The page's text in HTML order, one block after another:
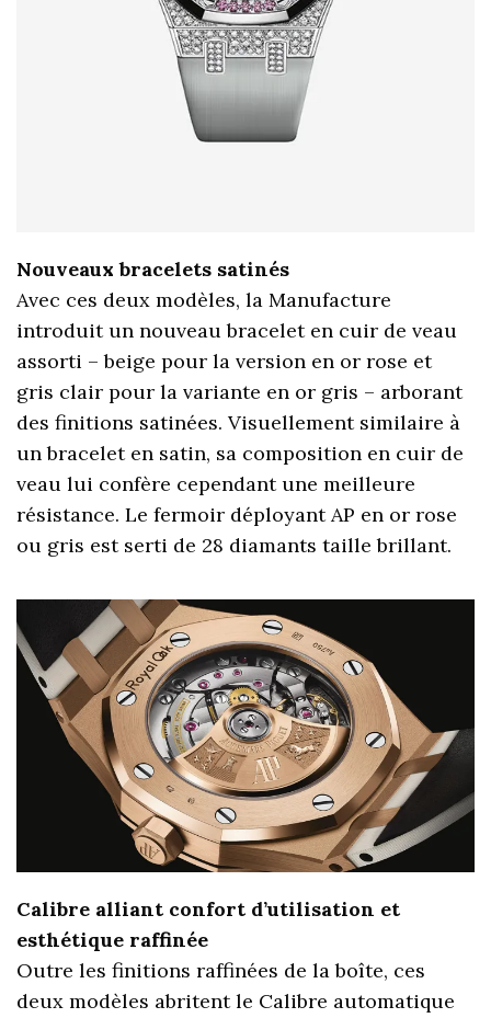
Nouveaux bracelets satinés
Avec ces deux modèles, la Manufacture
introduit un nouveau bracelet en cuir de veau
assorti – beige pour la version en or rose et
gris clair pour la variante en or gris – arborant
des finitions satinées. Visuellement similaire à
un bracelet en satin, sa composition en cuir de
veau lui confère cependant une meilleure
résistance. Le fermoir déployant AP en or rose
ou gris est serti de 28 diamants taille brillant.
Calibre alliant confort d’utilisation et
esthétique raffinée
Outre les finitions raffinées de la boîte, ces
deux modèles abritent le Calibre automatique